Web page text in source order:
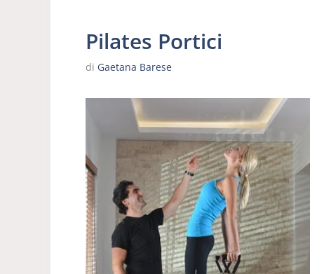
Pilates Portici
di Gaetana Barese